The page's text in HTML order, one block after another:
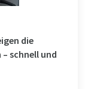
die
schnell und